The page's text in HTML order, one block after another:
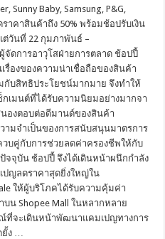
Sunny Baby, Samsung, P&G,
าคาสินค้าถึง 50% พร้อมช้อปรับเงิน
ต่วันที่ 22 กุมภาพันธ์ –
ดการอาวุโสฝ่ายการตลาด ช้อปปี้
รื่องของความน่าเชื่อถือของสินค้า
บสิทธิประโยชน์มากมาย จึงทำให้
กเมนต์ที่ได้รับความนิยมอย่างมากจา
องตอบต่อดีมานด์ของสินค้า
ามจำเป็นของการสนับสนุนมาตรการ
วบคู่กับการช่วยลดค่าครองชีพให้กับ
จุบัน ช้อปปี้ จึงได้เดินหน้าผนึกกำลัง
ปญลดราคาสุดยิ่งใหญ่ใน
ให้ผู้บริโภคได้รับความคุ้มค่า
น Shopee Mall ในหลากหลาย
ที่จะเดินหน้าพัฒนาแคมเปญทางการ
ง …